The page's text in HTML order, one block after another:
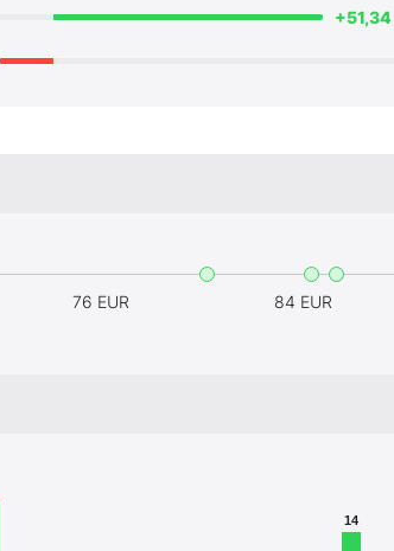
+51,34
76 EUR 84 EUR
14